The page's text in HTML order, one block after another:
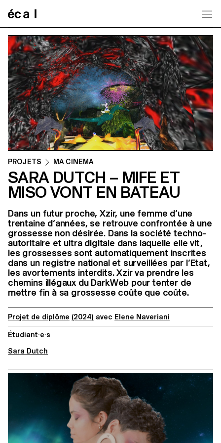
PROJETS MA CINEMA
SARA DUTCH – MIFE ET
MISO VONT EN BATEAU
Dans un futur proche, Xzir, une femme d‘une
trentaine d‘années, se retrouve confrontée à une
grossesse non désirée. Dans la société techno-
autoritaire et ultra digitale dans laquelle elle vit,
les grossesses sont automatiquement inscrites
dans un registre national et surveillées par l‘Etat,
les avortements interdits. Xzir va prendre les
chemins illégaux du DarkWeb pour tenter de
mettre fin à sa grossesse coûte que coûte.
Projet de diplôme (2024) avec Elene Naveriani
Étudiant·e·s
Sara Dutch